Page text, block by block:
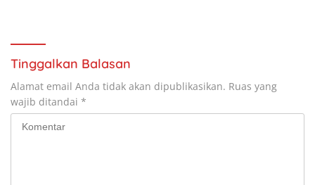
Tinggalkan Balasan
Alamat email Anda tidak akan dipublikasikan. Ruas yang
wajib ditandai *